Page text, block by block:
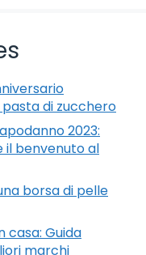
di zucchero
2023:
il benvenuto al
borsa di pelle
casa: Guida
marchi